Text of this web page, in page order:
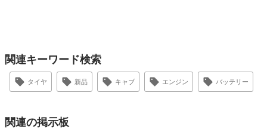
関連キーワード検索
タイヤ 新品 キャブ エンジン バッテリー
関連の掲示板